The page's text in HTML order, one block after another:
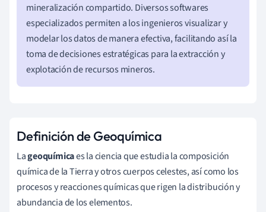
mineralización compartido. Diversos softwares
especializados permiten a los ingenieros visualizar y
modelar los datos de manera efectiva, facilitando así la
toma de decisiones estratégicas para la extracción y
explotación de recursos mineros.
Definición de Geoquímica
Lageoquímicaes la ciencia que estudia la composición
química de la Tierra y otros cuerpos celestes, así como los
procesos y reacciones químicas que rigen la distribución y
abundancia de los elementos.